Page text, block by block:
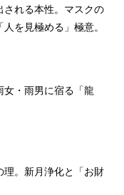
される本性。マスクの
を見極める」極意。
女・雨男に宿る「龍
理。新月浄化と「お財